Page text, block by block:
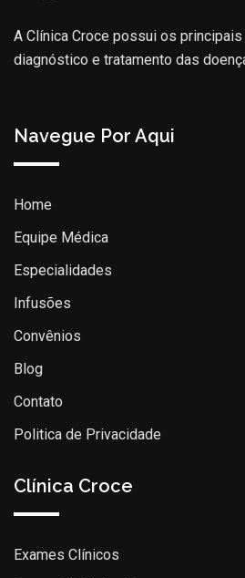
A Clínica Croce possui os
diagnóstico e tratamento das
Navegue Por Aqui
Home
Equipe Médica
Especialidades
Infusões
Convênios
Blog
Contato
Politica de Privacidade
Clínica Croce
Exames Clínicos